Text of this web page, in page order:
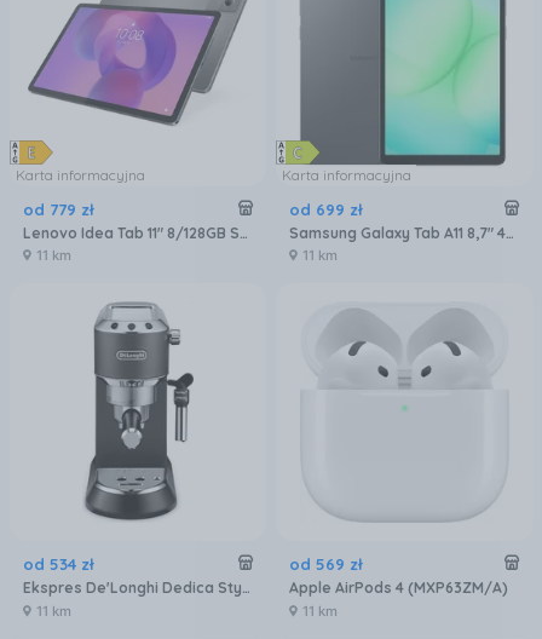
Karta informacyjna
od 779 zł
Lenovo Idea Tab 11" 8/128GB Szary (ZAFR0442PL)
11 km
Karta informacyjna
od 699 zł
Samsung Galaxy Tab A11 8,7" 4/64GB Wi-Fi Szary (SM-X130NZAAEUB)
11 km
od 534 zł
Ekspres De'Longhi Dedica Style EC 685.BK
11 km
od 569 zł
Apple AirPods 4 (MXP63ZM/A)
11 km